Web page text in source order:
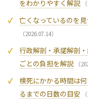
をわかりやすく解説
亡くなっているのを
（2026.07.14）
行政解剖・承諾解剖
ごとの負担を解説
（
検死にかかる時間は
るまでの日数の目安